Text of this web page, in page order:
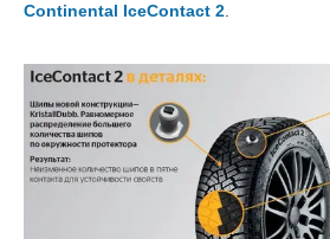
Continental IceContact 2